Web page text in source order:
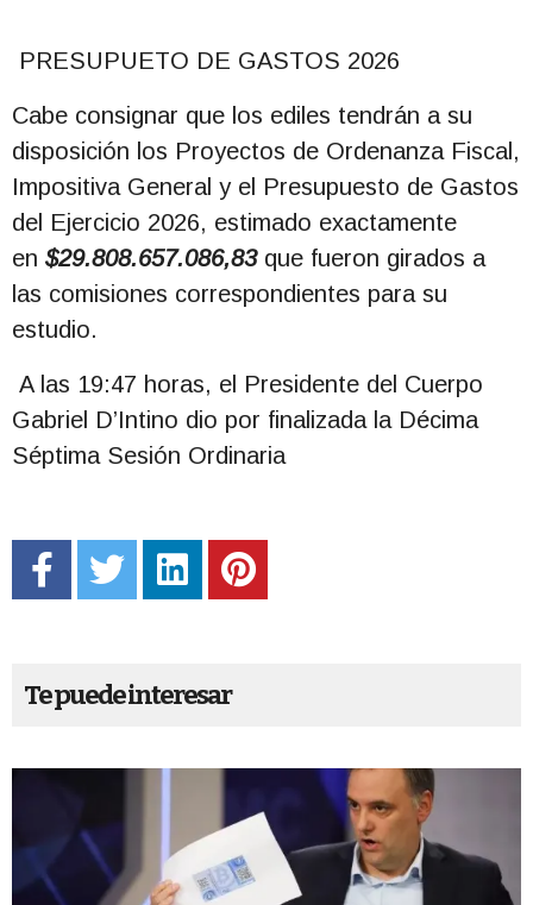
PRESUPUETO DE GASTOS 2026
Cabe consignar que los ediles tendrán a su
disposición los Proyectos de Ordenanza Fiscal,
Impositiva General y el Presupuesto de Gastos
del Ejercicio 2026, estimado exactamente
en $29.808.657.086,83 que fueron girados a
las comisiones correspondientes para su
estudio.
A las 19:47 horas, el Presidente del Cuerpo
Gabriel D’Intino dio por finalizada la Décima
Séptima Sesión Ordinaria
Te puede interesar